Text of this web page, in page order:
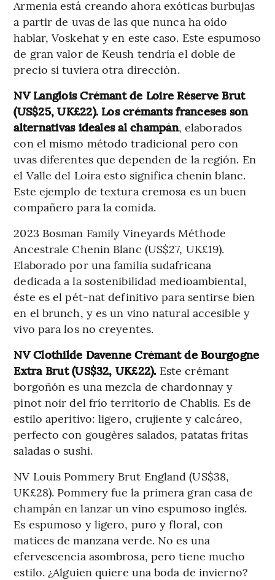
Armenia está creando ahora exóticas burbujas
a partir de uvas de las que nunca ha oído
hablar, Voskehat y en este caso. Este espumoso
de gran valor de Keush tendría el doble de
precio si tuviera otra dirección.
NV Langlois Crémant de Loire Réserve Brut
(US$25, UK£22). Los crémants franceses son
alternativas ideales al champán, elaborados
con el mismo método tradicional pero con
uvas diferentes que dependen de la región. En
el Valle del Loira esto significa chenin blanc.
Este ejemplo de textura cremosa es un buen
compañero para la comida.
2023 Bosman Family Vineyards Méthode
Ancestrale Chenin Blanc (US$27, UK£19).
Elaborado por una familia sudafricana
dedicada a la sostenibilidad medioambiental,
éste es el pét-nat definitivo para sentirse bien
en el brunch, y es un vino natural accesible y
vivo para los no creyentes.
NV Clothilde Davenne Crémant de Bourgogne
Extra Brut (US$32, UK£22). Este crémant
borgoñón es una mezcla de chardonnay y
pinot noir del frío territorio de Chablis. Es de
estilo aperitivo: ligero, crujiente y calcáreo,
perfecto con gougères salados, patatas fritas
saladas o sushi.
NV Louis Pommery Brut England (US$38,
UK£28). Pommery fue la primera gran casa de
champán en lanzar un vino espumoso inglés.
Es espumoso y ligero, puro y floral, con
matices de manzana verde. No es una
efervescencia asombrosa, pero tiene mucho
estilo. ¿Alguien quiere una boda de invierno?